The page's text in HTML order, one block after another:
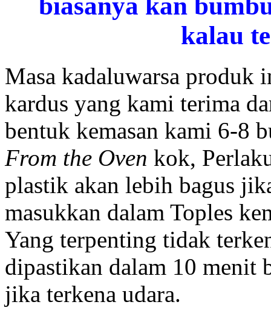
kalau
Masa kadaluwarsa produk
kardus yang kami terima
bentuk kemasan kami 6-8
From the Oven kok,
plastik akan lebih bagus
masukkan dalam Toples
Yang terpenting tidak
dipastikan dalam 10 menit
jika terkena udara.